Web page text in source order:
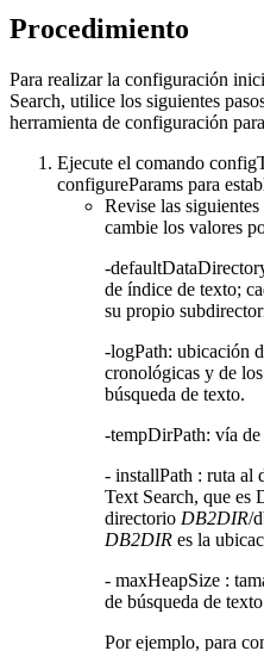
Procedimiento
Para realizar la configuración
Search, utilice los siguientes
herramienta de configuración
Ejecute el comando
configureParams para
Revise las
cambie los valores
-
de índice de texto;
su propio
-logPath: ubicación
cronológicas y de
búsqueda de texto.
-tempDirPath: vía
- installPath : ruta al
Text Search, que es
directorio DB2DIR/
DB2DIR es la
- maxHeapSize :
de búsqueda de
Por ejemplo, para